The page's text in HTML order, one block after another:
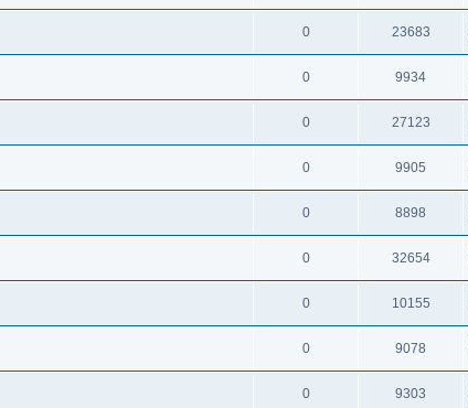
0 23683
0 9934
0 27123
0 9905
0 8898
0 32654
0 10155
0 9078
0 9303